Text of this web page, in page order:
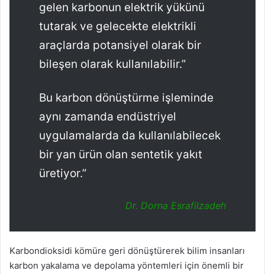
gelen karbonun elektrik yükünü
tutarak ve gelecekte elektrikli
araçlarda potansiyel olarak bir
bileşen olarak kullanılabilir.”
Bu karbon dönüştürme işleminde
aynı zamanda endüstriyel
uygulamalarda da kullanılabilecek
bir yan ürün olan sentetik yakıt
üretiyor.”
Dr. Dorna Esrafilzadeh
Karbondioksidi kömüre geri dönüştürerek bilim insanları
karbon yakalama ve depolama yöntemleri için önemli bir